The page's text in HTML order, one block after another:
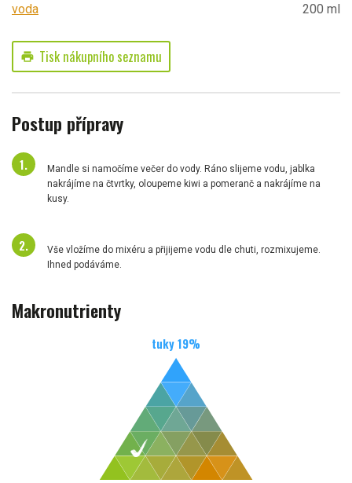
voda
200 ml
print Tisk nákupního seznamu
Postup přípravy
Mandle si namočíme večer do vody. Ráno slijeme vodu, jablka
nakrájíme na čtvrtky, oloupeme kiwi a pomeranč a nakrájíme na
kusy.
Vše vložíme do mixéru a přijijeme vodu dle chuti, rozmixujeme.
Ihned podáváme.
Makronutrienty
tuky19%